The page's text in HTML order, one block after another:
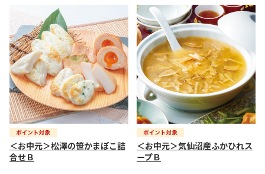
＜お中元＞松澤の笹かまぼこ詰
合せＢ
＜お中元＞気仙沼産ふかひれス
ープＢ